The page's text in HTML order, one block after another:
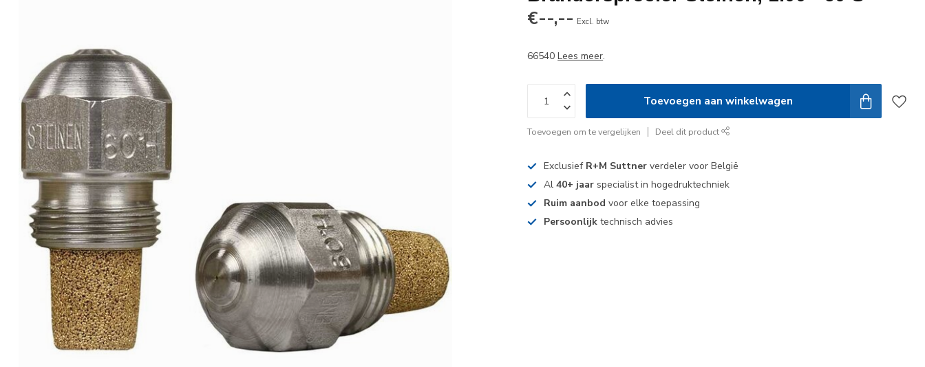
€--,-- Excl. btw
66540Lees meer.
Toevoegen aan winkelwagen
Toevoegen om te vergelijken Deel dit product
Exclusief R+M Suttner verdeler voor België
Al40+ jaar specialist in hogedruktechniek
Ruim aanbod voor elke toepassing
Persoonlijk technisch advies